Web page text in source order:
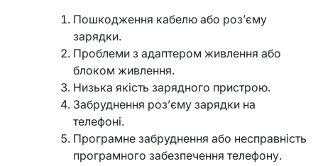
Пошкодження кабелю або роз’єму
зарядки.
Проблеми з адаптером живлення або
блоком живлення.
Низька якість зарядного пристрою.
Забруднення роз’єму зарядки на
телефоні.
Програмне забруднення або несправність
програмного забезпечення телефону.